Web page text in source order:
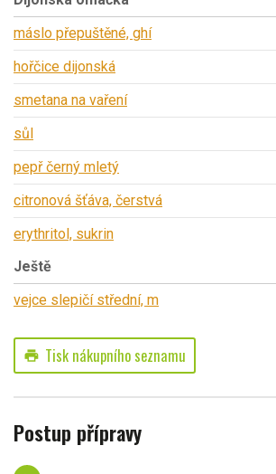
máslo přepuštěné, ghí
hořčice dijonská
smetana na vaření
sůl
pepř černý mletý
citronová šťáva, čerstvá
erythritol, sukrin
Ještě
vejce slepičí střední, m
print Tisk nákupního seznamu
Postup přípravy